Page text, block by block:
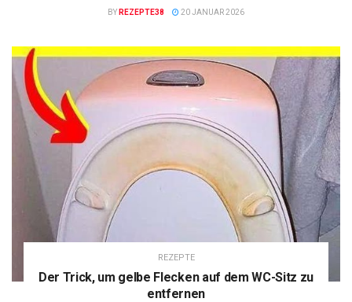
BY REZEPTE38 20 JANUAR 2026
REZEPTE
Der Trick, um gelbe Flecken auf dem WC-Sitz zu
entfernen